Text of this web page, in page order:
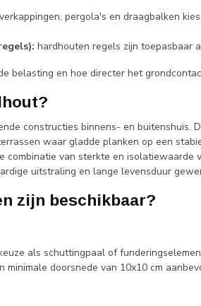
pergola's en draagbalken
hardhouten regels zijn toepasbaar
belasting en hoe directer het
constructies binnens- en
waar gladde planken op een
combinatie van sterkte en
uitstraling en lange levensduur
zijn beschikbaar?
als schuttingpaal of
doorsnede van 10x10 cm